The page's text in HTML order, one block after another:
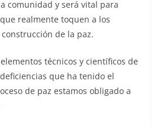
comunidad y será vital para
realmente toquen a los
de la paz.
técnicos y científicos de
que ha tenido el
de paz estamos obligado a